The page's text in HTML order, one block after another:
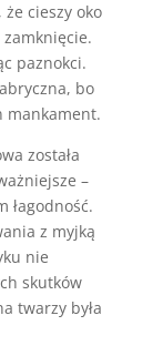
że cieszy oko
paznokci.
bo
mankament.
została
–
łagodność.
z myjką
nie
skutków
twarzy była